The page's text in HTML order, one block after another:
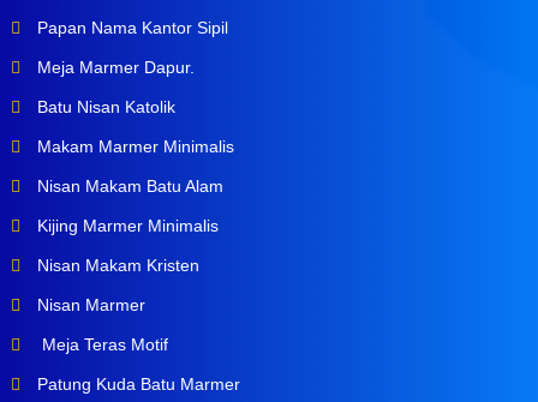
Papan Nama Kantor Sipil
Meja Marmer Dapur.
Batu Nisan Katolik
Makam Marmer Minimalis
Nisan Makam Batu Alam
Kijing Marmer Minimalis
Nisan Makam Kristen
Nisan Marmer
Meja Teras Motif
Patung Kuda Batu Marmer